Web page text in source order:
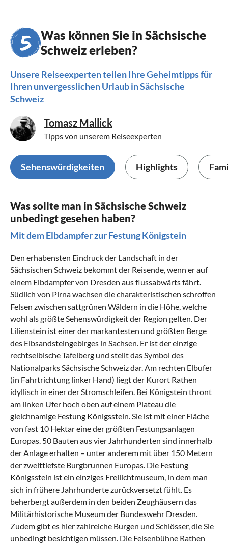
Was können Sie in Sächsische
Schweiz erleben?
Unsere Reiseexperten teilen Ihre Geheimtipps für
Ihren unvergesslichen Urlaub in Sächsische
Schweiz
Tipps von unserem Reiseexperten
Tomasz Mallick
Sehenswürdigkeiten Highlights
Was sollte man in Sächsische Schweiz
unbedingt gesehen haben?
Mit dem Elbdampfer zur Festung Königstein
Den erhabensten Eindruck der Landschaft in der
Sächsischen Schweiz bekommt der Reisende, wenn er auf
einem Elbdampfer von Dresden aus flussabwärts fährt.
Südlich von Pirna wachsen die charakteristischen schroffen
Felsen zwischen sattgrünen Wäldern in die Höhe, welche
wohl als größte Sehenswürdigkeit der Region gelten. Der
Lilienstein ist einer der markantesten und größten Berge
des Elbsandsteingebirges in Sachsen. Er ist der einzige
rechtselbische Tafelberg und stellt das Symbol des
Nationalparks Sächsische Schweiz dar. Am rechten Elbufer
(in Fahrtrichtung linker Hand) liegt der Kurort Rathen
idyllisch in einer der Stromschleifen. Bei Königstein thront
am linken Ufer hoch oben auf einem Plateau die
gleichnamige Festung Königsstein. Sie ist mit einer Fläche
von fast 10 Hektar eine der größten Festungsanlagen
Europas. 50 Bauten aus vier Jahrhunderten sind innerhalb
der Anlage erhalten – unter anderem mit über 150 Metern
der zweittiefste Burgbrunnen Europas. Die Festung
Königsstein ist ein einziges Freilichtmuseum, in dem man
sich in frühere Jahrhunderte zurückversetzt fühlt. Es
beherbergt außerdem in den beiden Zeughäusern das
Militärhistorische Museum der Bundeswehr Dresden.
Zudem gibt es hier zahlreiche Burgen und Schlösser, die Sie
unbedingt besichtigen müssen. Die Felsenbühne Rathen